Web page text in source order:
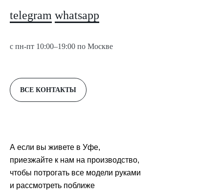
telegram whatsapp
с пн-пт 10:00–19:00 по Москве
ВСЕ КОНТАКТЫ
А если вы живете в Уфе,
приезжайте к нам на производство,
чтобы потрогать все модели руками
и рассмотреть поближе